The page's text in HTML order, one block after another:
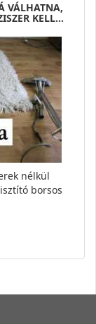
VÁLHATNA,
KELL…
nélkül
borsos